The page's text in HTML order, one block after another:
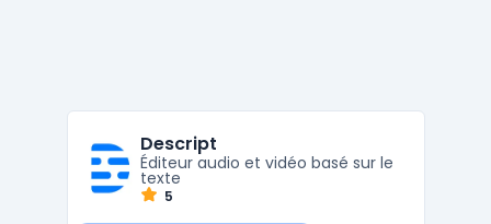
Descript
Éditeur audio et vidéo basé sur le
texte
5